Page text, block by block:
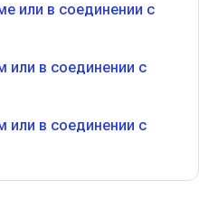
или в соединении с
или в соединении с
или в соединении с